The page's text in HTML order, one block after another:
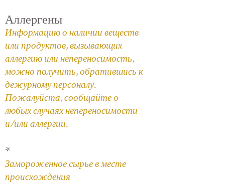
Аллергены
Информацию о наличии веществ
или продуктов, вызывающих
аллергию или непереносимость,
можно получить, обратившись к
дежурному персоналу.
Пожалуйста, сообщайте о
любых случаях непереносимости
и/или аллергии.
*
Замороженное сырье в месте
происхождения